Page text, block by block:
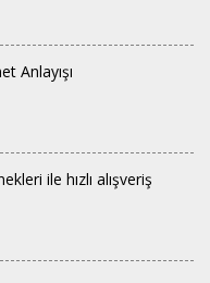
Anlayışı
ile hızlı alışveriş